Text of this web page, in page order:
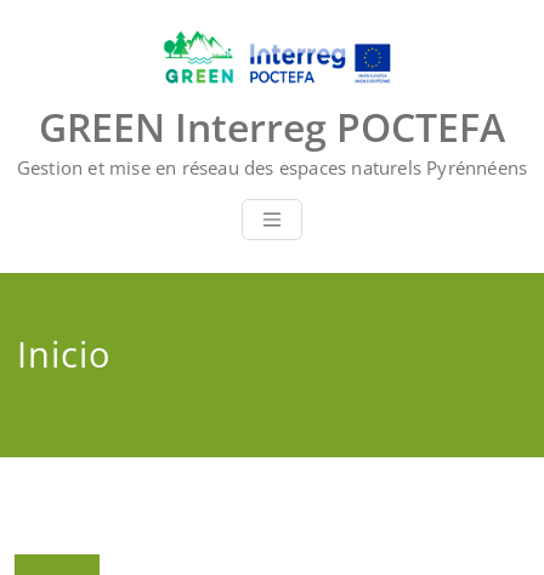
GREEN Interreg POCTEFA
Gestion et mise en réseau des espaces naturels Pyrénnéens
Inicio